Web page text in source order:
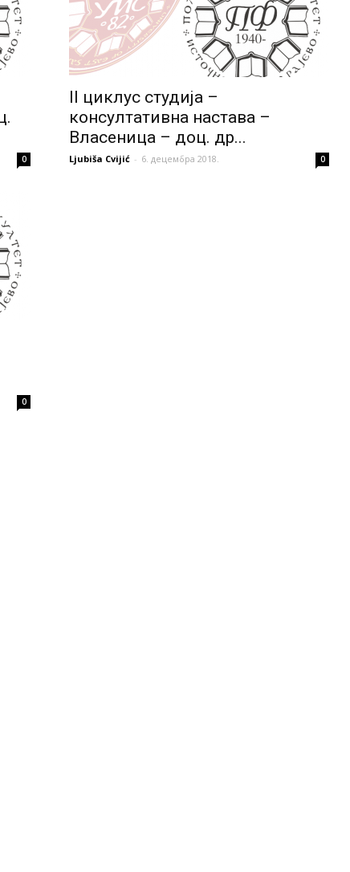
0
II циклус студија –
консултативна настава –
Власеница – доц. др...
Ljubiša Cvijić - 6. децембра 2018. 0
0